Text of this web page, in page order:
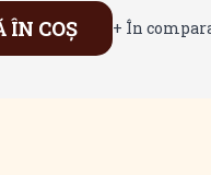
ÎN COŞ + În